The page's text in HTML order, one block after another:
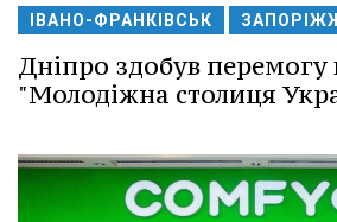
ІВАНО-ФРАНКІВСЬК
Дніпро здобув перемогу
"Молодіжна столиця